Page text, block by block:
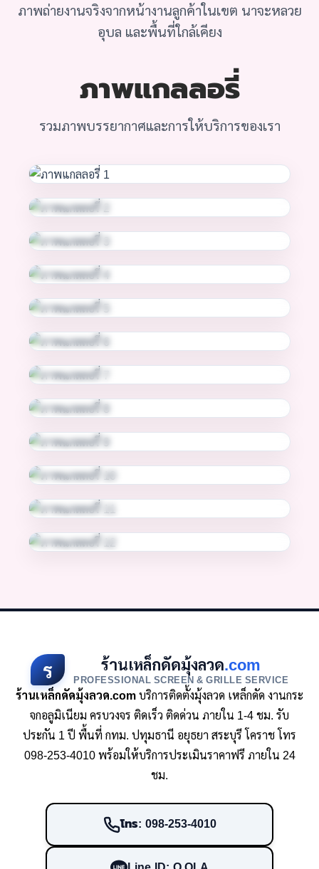
ภาพถ่ายงานจริงจากหน้างานลูกค้าในเขต นาจะหลวย
อุบล และพื้นที่ใกล้เคียง
ภาพแกลลอรี่
รวมภาพบรรยากาศและการให้บริการของเรา
ร ร้านเหล็กดัดมุ้งลวด.com
PROFESSIONAL SCREEN & GRILLE SERVICE
ร้านเหล็กดัดมุ้งลวด.comบริการติดตั้งมุ้งลวด เหล็กดัด งานกระ
จกอลูมิเนียม ครบวงจร ติดเร็ว ติดด่วน ภายใน 1-4 ชม. รับ
ประกัน 1 ปี พื้นที่ กทม. ปทุมธานี อยุธยา สระบุรี โคราช โทร
098-253-4010 พร้อมให้บริการประเมินราคาฟรี ภายใน 24
ชม.
โทร: 098-253-4010